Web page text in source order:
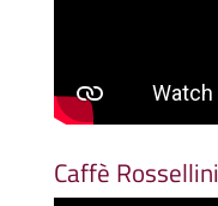
Caffè Rossellini